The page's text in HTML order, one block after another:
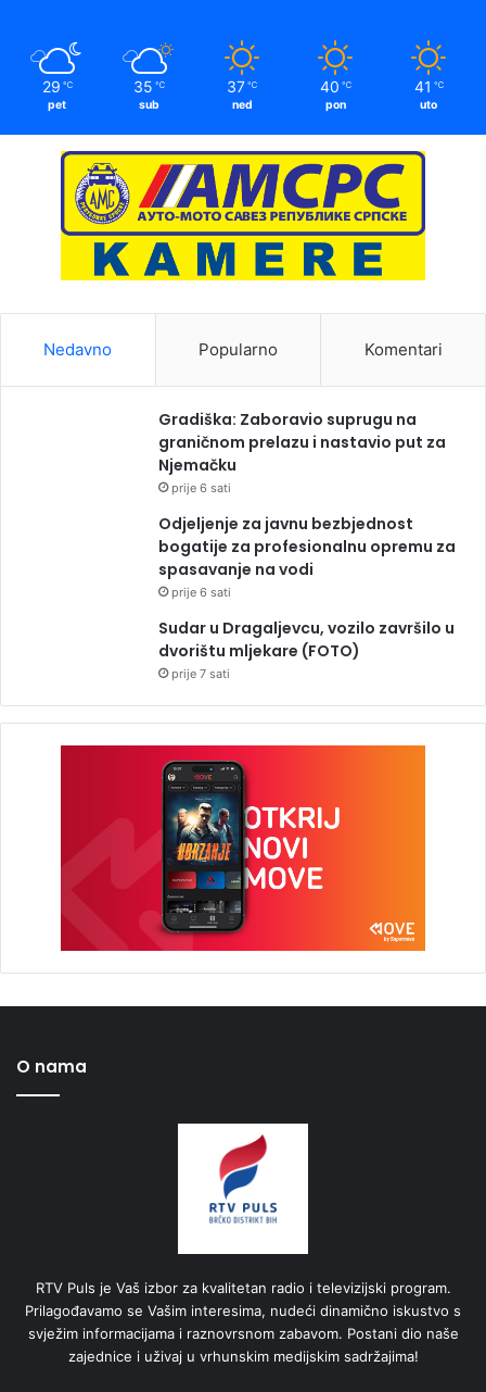
29 ℃
pet
35 ℃
sub
37 ℃
ned
40 ℃
pon
41 ℃
uto
Nedavno Popularno Komentari
Gradiška: Zaboravio suprugu na
graničnom prelazu i nastavio put za
Njemačku
prije 6 sati
Odjeljenje za javnu bezbjednost
bogatije za profesionalnu opremu za
spasavanje na vodi
prije 6 sati
Sudar u Dragaljevcu, vozilo završilo u
dvorištu mljekare (FOTO)
prije 7 sati
O nama
RTV Puls je Vaš izbor za kvalitetan radio i televizijski program.
Prilagođavamo se Vašim interesima, nudeći dinamično iskustvo s
svježim informacijama i raznovrsnom zabavom. Postani dio naše
zajednice i uživaj u vrhunskim medijskim sadržajima!